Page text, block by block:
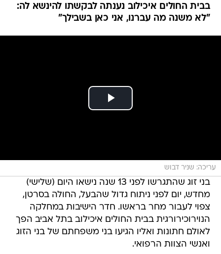
בבית החולים איכילוב נענתה לבקשתו להינשא לה:
"לא משנה מה עברנו, אני כאן בשבילך"
עריכה: שניר דבוש
בני זוג שהתגרשו לפני 13 שנה נישאו היום (שלישי)
מחדש, יום לפני ניתוח גדול שהבעל, החולה בסרטן,
צפוי לעבור מחר בראשו. חדר הישיבות במחלקה
הנוירוכירורגית בבית החולים איכילוב בתל אביב הפך
לאולם חתונות ואליו הגיעו בני משפחתם של בני הזוג
ואנשי הצוות הרפואי.